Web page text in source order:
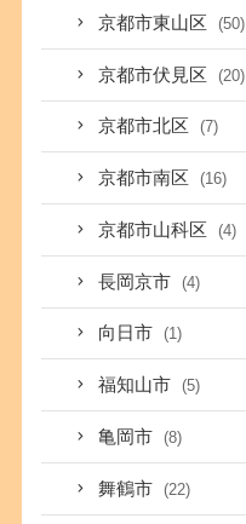
京都市東山区 (50)
京都市伏見区 (20)
京都市北区 (7)
京都市南区 (16)
京都市山科区 (4)
長岡京市 (4)
向日市 (1)
福知山市 (5)
亀岡市 (8)
舞鶴市 (22)